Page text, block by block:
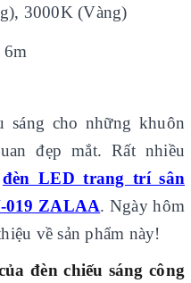
3000K (Vàng)
6m
sáng cho những khuôn
đẹp mắt. Rất nhiều
đèn LED trang trí sân
019 ZALAA. Ngày hôm
về sản phẩm này!
đènchiếu sáng công